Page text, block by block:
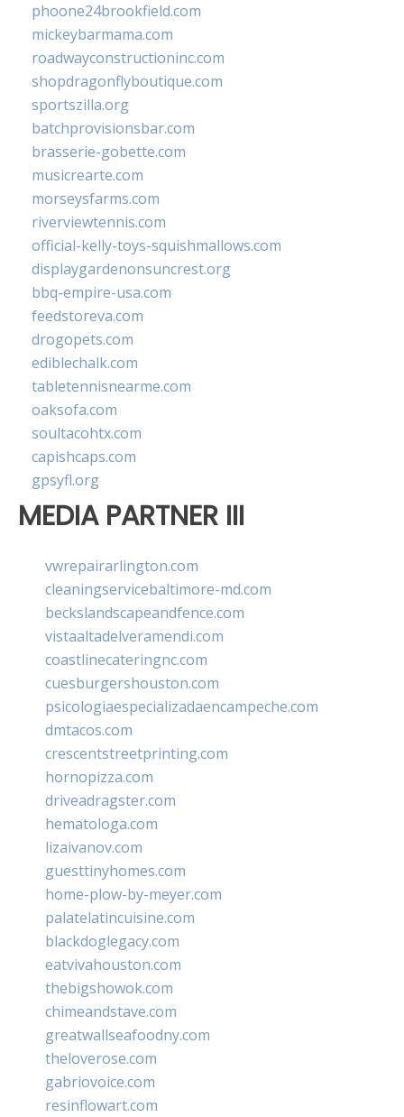
phoone24brookfield.com
mickeybarmama.com
roadwayconstructioninc.com
shopdragonflyboutique.com
sportszilla.org
batchprovisionsbar.com
brasserie-gobette.com
musicrearte.com
morseysfarms.com
riverviewtennis.com
official-kelly-toys-squishmallows.com
displaygardenonsuncrest.org
bbq-empire-usa.com
feedstoreva.com
drogopets.com
ediblechalk.com
tabletennisnearme.com
oaksofa.com
soultacohtx.com
capishcaps.com
gpsyfl.org
MEDIA PARTNER III
vwrepairarlington.com
cleaningservicebaltimore-md.com
beckslandscapeandfence.com
vistaaltadelveramendi.com
coastlinecateringnc.com
cuesburgershouston.com
psicologiaespecializadaencampeche.com
dmtacos.com
crescentstreetprinting.com
hornopizza.com
driveadragster.com
hematologa.com
lizaivanov.com
guesttinyhomes.com
home-plow-by-meyer.com
palatelatincuisine.com
blackdoglegacy.com
eatvivahouston.com
thebigshowok.com
chimeandstave.com
greatwallseafoodny.com
theloverose.com
gabriovoice.com
resinflowart.com